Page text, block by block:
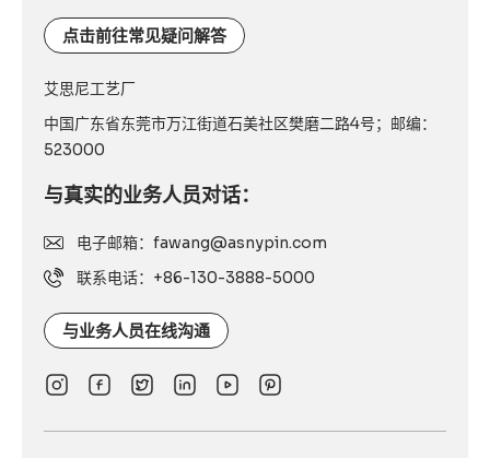
点击前往常见疑问解答
艾思尼工艺厂
中国广东省东莞市万江街道石美社区樊磨二路4号；邮编：
523000
与真实的业务人员对话：
电子邮箱：fawang@asnypin.com
联系电话：+86-130-3888-5000
与业务人员在线沟通